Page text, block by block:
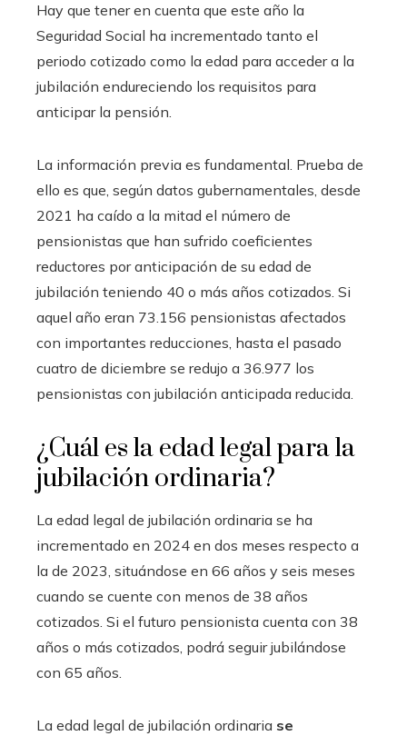
Hay que tener en cuenta que este año la
Seguridad Social ha incrementado tanto el
periodo cotizado como la edad para acceder a la
jubilación endureciendo los requisitos para
anticipar la pensión.
La información previa es fundamental. Prueba de
ello es que, según datos gubernamentales, desde
2021 ha caído a la mitad el número de
pensionistas que han sufrido coeficientes
reductores por anticipación de su edad de
jubilación teniendo 40 o más años cotizados. Si
aquel año eran 73.156 pensionistas afectados
con importantes reducciones, hasta el pasado
cuatro de diciembre se redujo a 36.977 los
pensionistas con jubilación anticipada reducida.
¿Cuál es la edad legal para la
jubilación ordinaria?
La edad legal de jubilación ordinaria se ha
incrementado en 2024 en dos meses respecto a
la de 2023, situándose en 66 años y seis meses
cuando se cuente con menos de 38 años
cotizados. Si el futuro pensionista cuenta con 38
años o más cotizados, podrá seguir jubilándose
con 65 años.
La edad legal de jubilación ordinaria se